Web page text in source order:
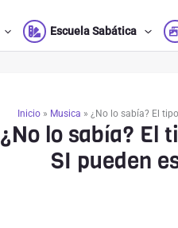
Escuela Sabática
Inicio » Musica » ¿No lo sabía? El
¿No lo sabía? El
SI pueden